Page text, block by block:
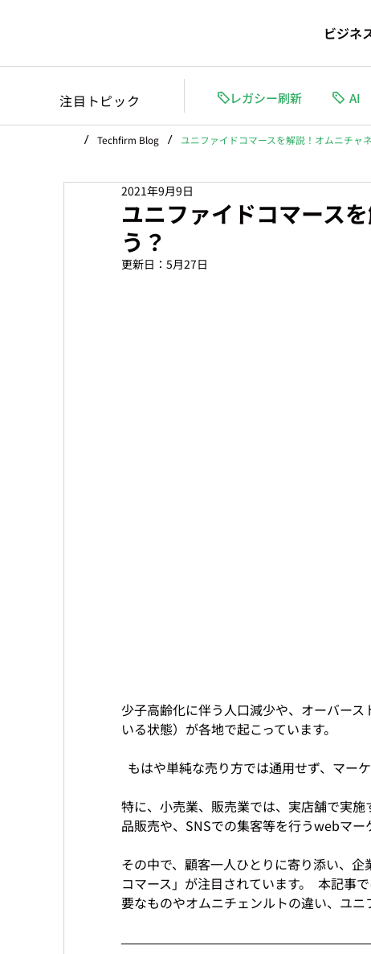
ビジネ
注目トピック レガシー刷新 AI
/ Techfirm Blog / ユニファイドコマースを解説！オムニチャ
ユニファイドコマース
う？
2021年9月9日
更新日：5月27日
少子高齢化に伴う人口減少や、オーバー
いる状態）が各地で起こっています。
もはや単純な売り方では通用せず、マ
特に、小売業、販売業では、実店舗で実
品販売や、SNSでの集客等を行うwebマー
その中で、顧客一人ひとりに寄り添い、
コマース」が注目されています。  本記事
要なものやオムニチェンルトの違い、ユニ